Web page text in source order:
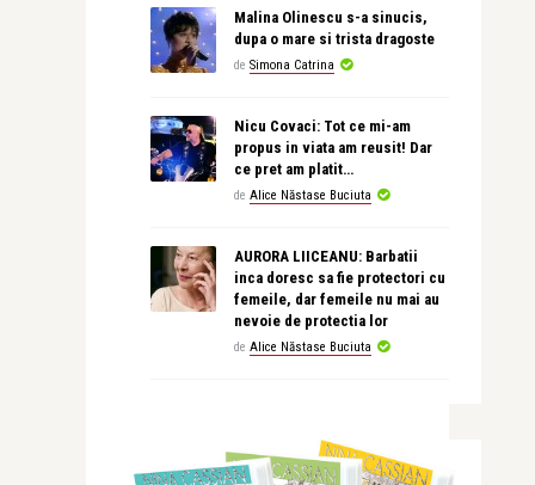
Malina Olinescu s-a sinucis,
dupa o mare si trista dragoste
de Simona Catrina
Nicu Covaci: Tot ce mi-am
propus in viata am reusit! Dar
ce pret am platit…
de Alice Năstase Buciuta
AURORA LIICEANU: Barbatii
inca doresc sa fie protectori cu
femeile, dar femeile nu mai au
nevoie de protectia lor
de Alice Năstase Buciuta